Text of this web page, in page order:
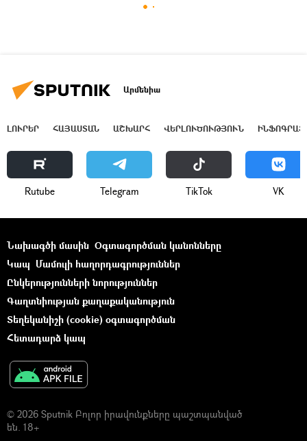
Արմենիա
ԼՈՒՐԵՐ ՀԱՅԱՍՏԱՆ ԱՇԽԱՐՀ ՎԵՐԼՈՒԾՈՒԹՅՈՒՆ
Rutube Telegram ТikТоk VK
Նախագծի մասին Օգտագործման կանոնները
Կապ Մամուլի հաղորդագրություններ
Ընկերությունների նորություններ
Գաղտնիության քաղաքականություն
Տեղեկանիշի (cookie) օգտագործման
Հետադարձ կապ
© 2026 Sputnik Բոլոր իրավունքները պաշտպանված
են. 18+